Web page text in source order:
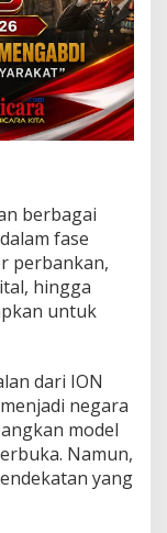
berbagai
fase
perbankan,
hingga
untuk
dari ION
negara
model
Namun,
yang